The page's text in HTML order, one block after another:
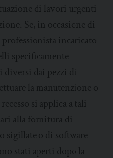
di lavori urgenti
Se, in occasione di
incaricato
specificamente
diversi dai pezzi di
la manutenzione o
si applica a tali
alla fornitura di
sigillate o di software
stati aperti dopo la